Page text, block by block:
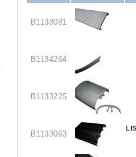
B1138081
B1134264
B1133225
B1133063